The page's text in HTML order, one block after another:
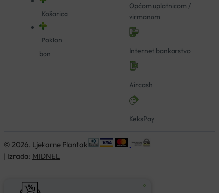
Košarica
Poklon
bon
Općom uplatnicom /
virmanom
Internet bankarstvo
Aircash
KeksPay
© 2026. Ljekarne Plantak
| Izrada: MIDNEL